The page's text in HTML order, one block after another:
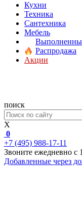
Кухни
Техника
Сантехника
Мебель
Распродажа
Акции
поиск
X
0
+7 (495) 988-17-11
Звоните ежедневно с
Добавленные через